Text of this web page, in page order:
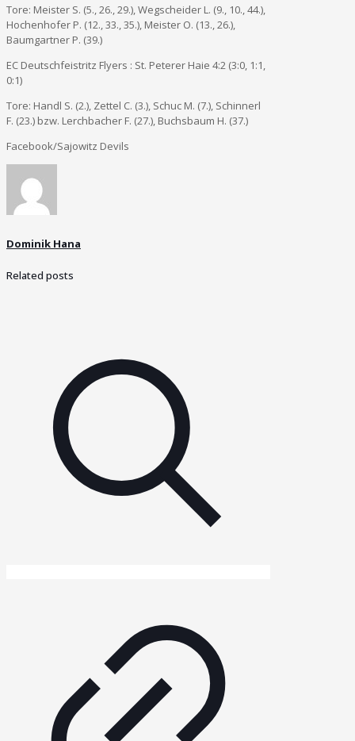
Tore: Meister S. (5., 26., 29.), Wegscheider L. (9., 10., 44.),
Hochenhofer P. (12., 33., 35.), Meister O. (13., 26.),
Baumgartner P. (39.)
EC Deutschfeistritz Flyers : St. Peterer Haie 4:2 (3:0, 1:1,
0:1)
Tore: Handl S. (2.), Zettel C. (3.), Schuc M. (7.), Schinnerl
F. (23.) bzw. Lerchbacher F. (27.), Buchsbaum H. (37.)
Facebook/Sajowitz Devils
Dominik Hana
Related posts